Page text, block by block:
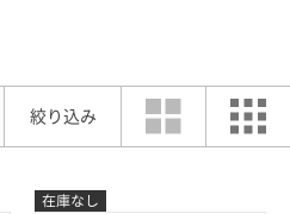
絞り込み